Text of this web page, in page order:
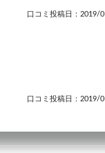
口コミ投稿日：2019/
口コミ投稿日：2019/